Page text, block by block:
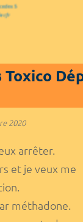
2020
arrêter.
et je veux me
méthadone.